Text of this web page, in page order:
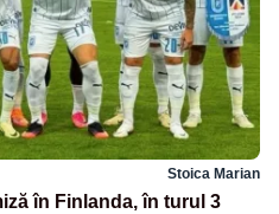
Stoica Marian
în Finlanda, în turul 3